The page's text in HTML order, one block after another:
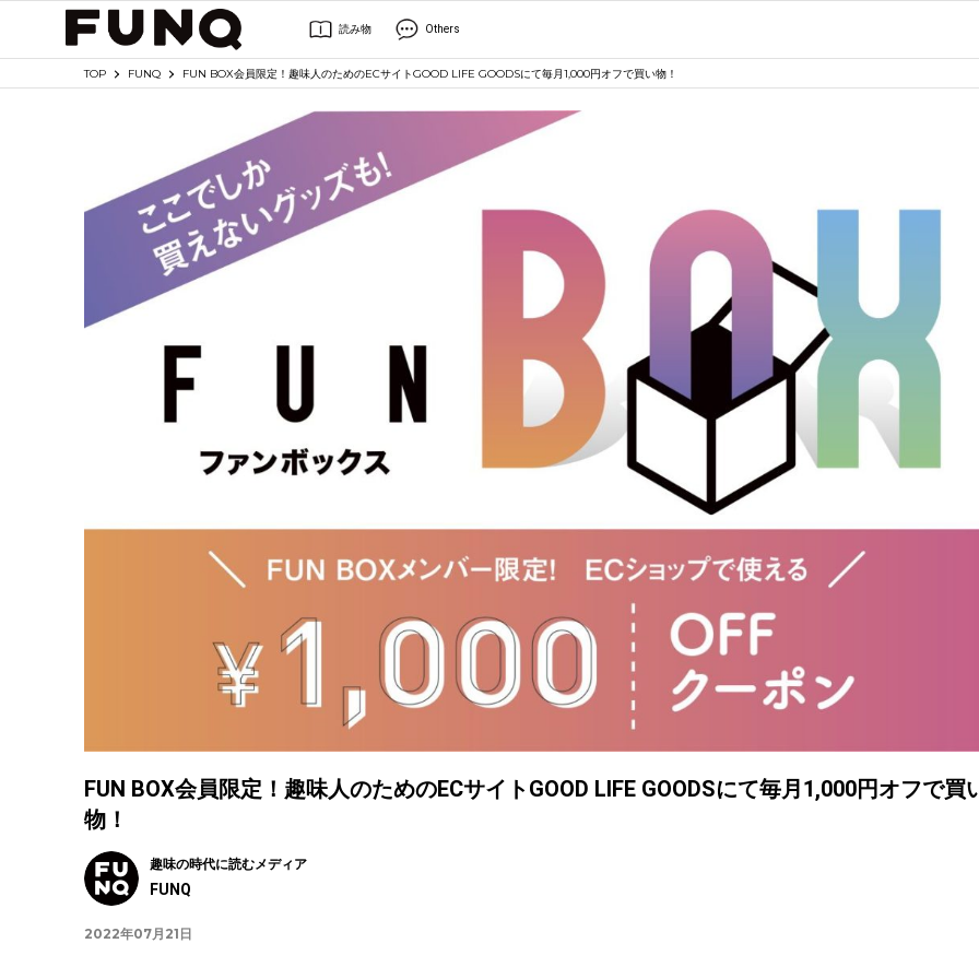
読み物 Others
TOP FUNQ FUN BOX会員限定！趣味人のためのECサイトGOOD LIFE GOODSにて毎月1,000円オフで買い物！
FUN BOX会員限定！趣味人のためのECサイトGOOD LIFE GOODSにて毎月1,000円オフで買
物！
趣味の時代に読むメディア
FUNQ
2022年07月21日